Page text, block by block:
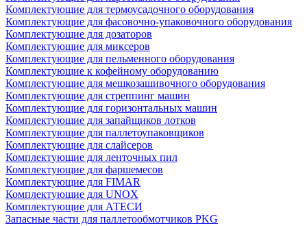
Комплектующие для термоусадочного оборудования
Комплектующие для фасовочно-упаковочного оборудования
Комплектующие для дозаторов
Комплектующие для миксеров
Комплектующие для пельменного оборудования
Комплектующие к кофейному оборудованию
Комплектующие для мешкозашивочного оборудования
Комплектующие для стреппинг машин
Комплектующие для горизонтальных машин
Комплектующие для запайщиков лотков
Комплектующие для паллетоупаковщиков
Комплектующие для слайсеров
Комплектующие для ленточных пил
Комплектующие для фаршемесов
Комплектующие для FIMAR
Комплектующие для UNOX
Комплектующие для АТЕСИ
Запасные части для паллетообмотчиков PKG